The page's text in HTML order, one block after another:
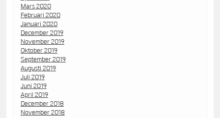
Mars 2020
Februari 2020
Januari 2020
December 2019
November 2019
Oktober 2019
September 2019
Augusti 2019
Juli 2019
Juni 2019
April 2019
December 2018
November 2018